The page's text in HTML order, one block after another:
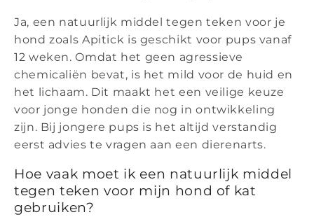
Ja, een natuurlijk middel tegen teken voor je
hond zoals Apitick is geschikt voor pups vanaf
12 weken. Omdat het geen agressieve
chemicaliën bevat, is het mild voor de huid en
het lichaam. Dit maakt het een veilige keuze
voor jonge honden die nog in ontwikkeling
zijn. Bij jongere pups is het altijd verstandig
eerst advies te vragen aan een dierenarts.
Hoe vaak moet ik een natuurlijk middel
tegen teken voor mijn hond of kat
gebruiken?